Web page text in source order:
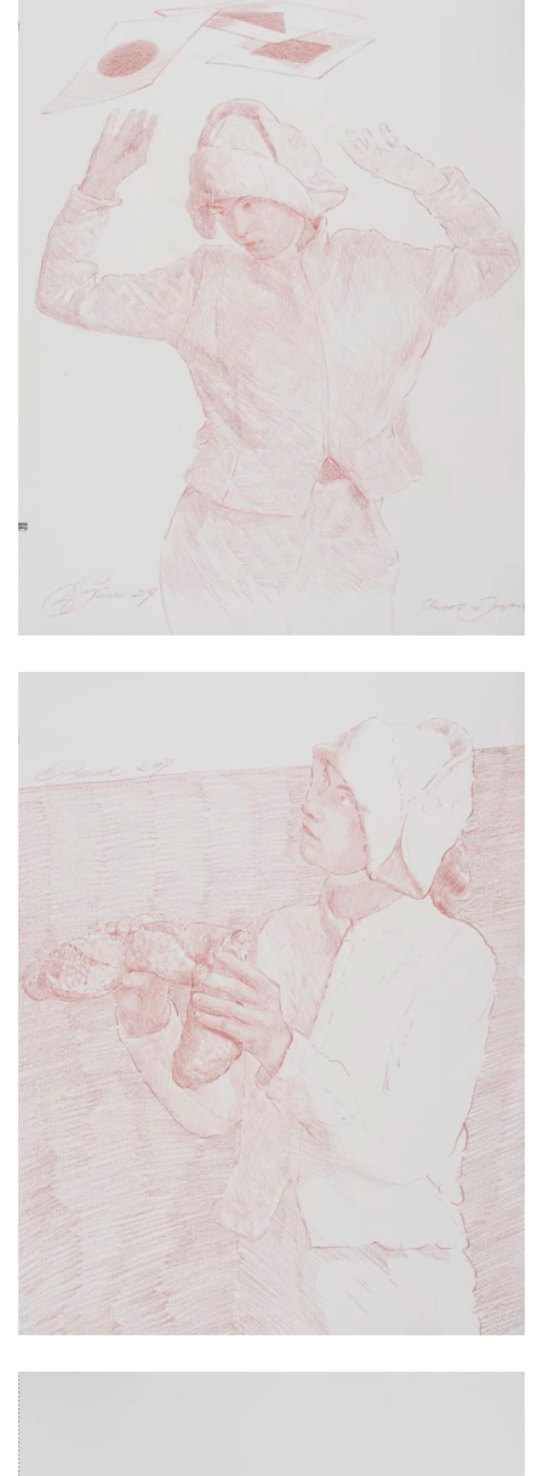
Rötel auf Papier, Hahnemühle
2017 | 78 x 56 cm
Rötel auf Papier, Hahnemühle